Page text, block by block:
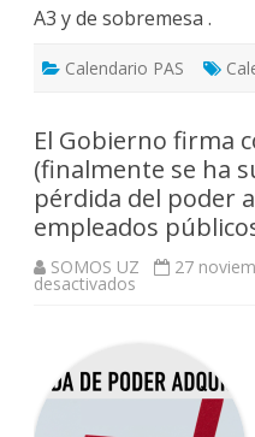
A3 y de sobremesa .
Calendario PAS
El Gobierno firma
(finalmente se ha
pérdida del poder
empleados
SOMOS UZ 27
desactivados
y
(finalmente